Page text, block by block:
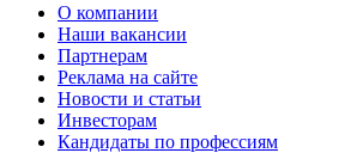
О компании
Наши вакансии
Партнерам
Реклама на сайте
Новости и статьи
Инвесторам
Кандидаты по профессиям